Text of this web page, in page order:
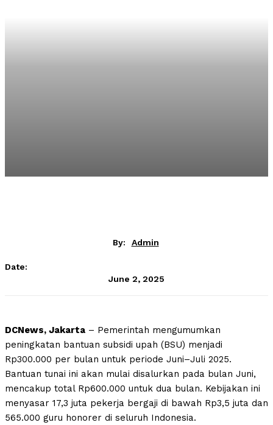
By: Admin
Date:
June 2, 2025
DCNews, Jakarta – Pemerintah mengumumkan
peningkatan bantuan subsidi upah (BSU) menjadi
Rp300.000 per bulan untuk periode Juni–Juli 2025.
Bantuan tunai ini akan mulai disalurkan pada bulan Juni,
mencakup total Rp600.000 untuk dua bulan. Kebijakan ini
menyasar 17,3 juta pekerja bergaji di bawah Rp3,5 juta dan
565.000 guru honorer di seluruh Indonesia.